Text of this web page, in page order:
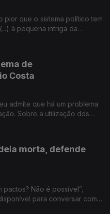
pior que o sistema político tem
à pequena intriga da
de
Costa
admite que há um problema
Sobre a utilização dos
morta, defende
pactos? Não é possível”,
para conversar com